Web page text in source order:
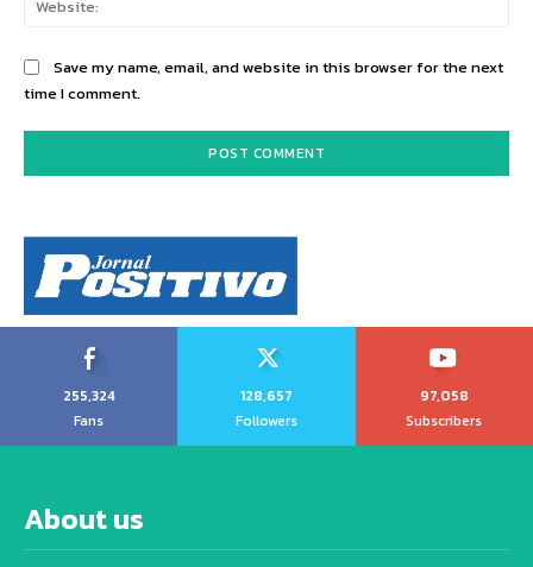
Save my name, email, and website in this browser for the next
time I comment.
255,324
Fans
128,657
Followers
97,058
Subscribers
About us